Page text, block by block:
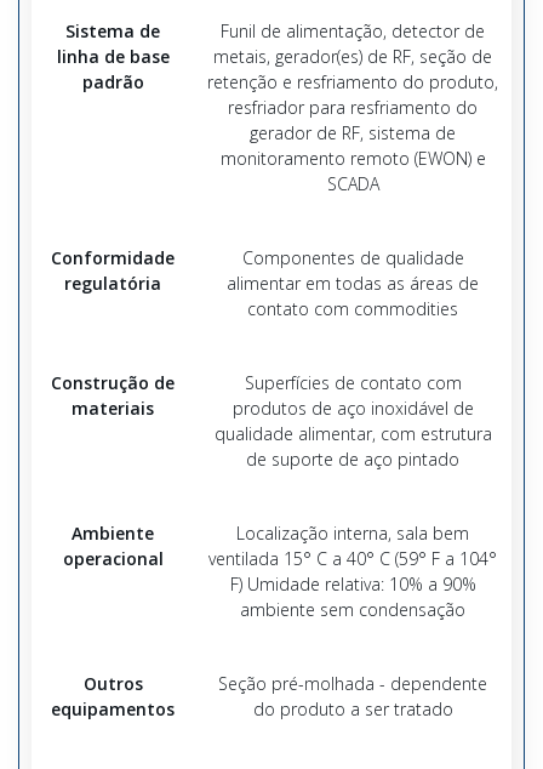
Sistema de
linha de base
padrão
Funil de alimentação, detector de
metais, gerador(es) de RF, seção de
retenção e resfriamento do produto,
resfriador para resfriamento do
gerador de RF, sistema de
monitoramento remoto (EWON) e
SCADA
Conformidade
regulatória
Componentes de qualidade
alimentar em todas as áreas de
contato com commodities
Construção de
materiais
Superfícies de contato com
produtos de aço inoxidável de
qualidade alimentar, com estrutura
de suporte de aço pintado
Ambiente
operacional
Localização interna, sala bem
ventilada 15° C a 40° C (59° F a 104°
F) Umidade relativa: 10% a 90%
ambiente sem condensação
Outros
equipamentos
Seção pré-molhada - dependente
do produto a ser tratado